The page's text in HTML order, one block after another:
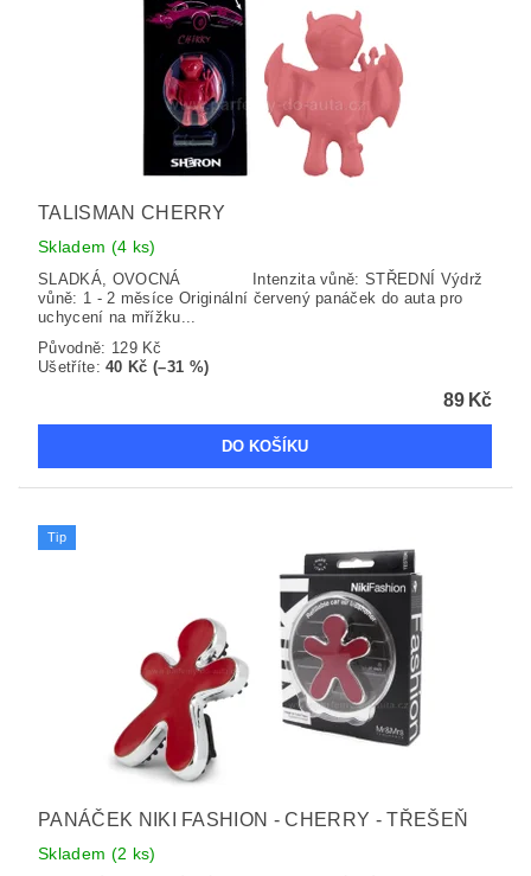
TALISMAN CHERRY
Skladem (4 ks)
SLADKÁ, OVOCNÁ Intenzita vůně: STŘEDNÍ Výdrž
vůně: 1 - 2 měsíce Originální červený panáček do auta pro
uchycení na mřížku...
Původně: 129 Kč
Ušetříte:40 Kč (–31 %)
89 Kč
Tip
PANÁČEK NIKI FASHION - CHERRY - TŘEŠEŇ
Skladem (2 ks)